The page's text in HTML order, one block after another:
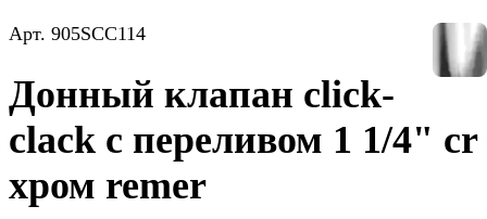
Арт. 905SCC114
Донный клапан click-
clack с переливом 1 1/4" cr
хром remer